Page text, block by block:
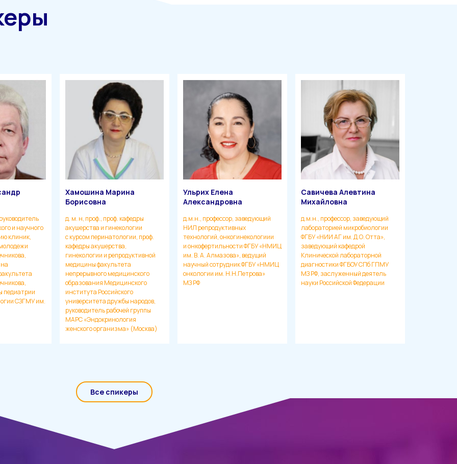
и научного
клиник,
педиатрии
СЗГМУ им.
Хамошина Марина
Борисовна
д. м. н, проф., проф. кафедры
акушерства и гинекологии
с курсом перинатологии, проф.
кафедры акушерства,
гинекологии и репродуктивной
медицины факультета
непрерывного медицинского
образования Медицинского
института Российского
университета дружбы народов,
руководитель рабочей группы
МАРС «Эндокринология
женского организма» (Москва)
Ульрих Елена
Александровна
д.м.н., профессор, заведующий
НИЛ репродуктивных
технологий, онкогинекологиии
и онкофертильности ФГБУ «НМИЦ
им. В. А. Алмазова», ведущий
научный сотрудник ФГБУ «НМИЦ
онкологии им. Н.Н.Петрова»
МЗ РФ
Савичева Алевтина
Михайловна
д.м.н., профессор, заведующий
лабораторией микробиологии
ФГБУ «НИИ АГ им. Д.О. Отта»,
заведующий кафедрой
Клинической лабораторной
диагностики ФГБОУ СПб ГПМУ
МЗ РФ, заслуженный деятель
науки Российской Федерации
Все спикеры